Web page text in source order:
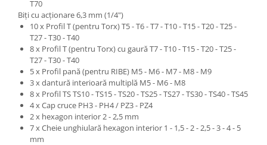
T70
Biţi cu acţionare 6,3 mm (1/4")
10 x Profil T (pentru Torx) T5 - T6 - T7 - T10 - T15 - T20 - T25 -
T27 - T30 - T40
8 x Profil T (pentru Torx) cu gaură T7 - T10 - T15 - T20 - T25 -
T27 - T30 - T40
5 x Profil pană (pentru RIBE) M5 - M6 - M7 - M8 - M9
3 x dantură interioară multiplă M5 - M6 - M8
8 x Profil TS TS10 - TS15 - TS20 - TS25 - TS27 - TS30 - TS40 - TS45
4 x Cap cruce PH3 - PH4 / PZ3 - PZ4
2 x hexagon interior 2 - 2,5 mm
7 x Cheie unghiulară hexagon interior 1 - 1,5 - 2 - 2,5 - 3 - 4 - 5
mm